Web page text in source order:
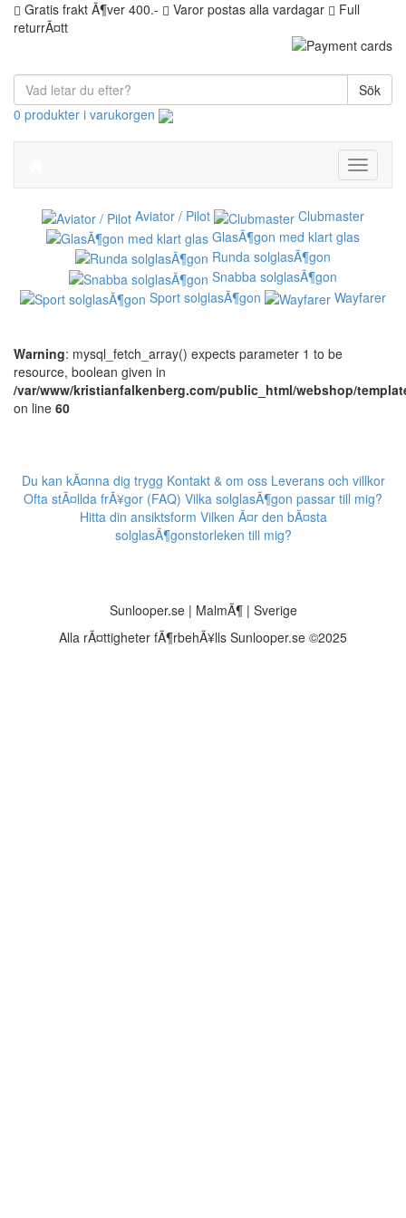
Gratis frakt Ã¶ver 400.- Varor postas alla vardagar
Full
returrÃ¤tt
Sök
0 produkter i varukorgen
Toggle
Aviator / Pilot
Clubmaster
GlasÃ¶gon med klart glas
Runda solglasÃ¶gon
Snabba solglasÃ¶gon
Sport solglasÃ¶gon
Wayfarer
Warning: mysql_fetch_array() expects parameter 1 to be
resource, boolean given in
/var/www/kristianfalkenberg.com/public_html/webshop/
on line 60
Du kan kÃ¤nna dig trygg Kontakt & om oss Leverans och villkor
Ofta stÃ¤llda frÃ¥gor (FAQ) Vilka solglasÃ¶gon passar till mig?
Hitta din ansiktsform Vilken Ã¤r den bÃ¤sta
solglasÃ¶gonstorleken till mig?
Sunlooper.se | MalmÃ¶ | Sverige
Alla rÃ¤ttigheter fÃ¶rbehÃ¥lls Sunlooper.se ©2025